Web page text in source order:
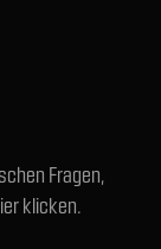
Fragen,
klicken.